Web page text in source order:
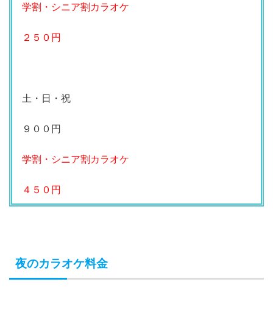
学割・シニア割カラオケ
２５０円
土・日・祝
９００円
学割・シニア割カラオケ
４５０円
夜のカラオケ料金